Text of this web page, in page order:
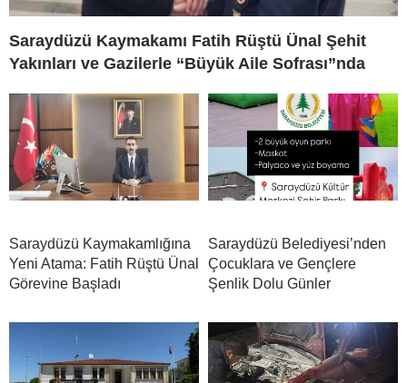
Saraydüzü Kaymakamı Fatih Rüştü Ünal Şehit
Yakınları ve Gazilerle “Büyük Aile Sofrası”nda
Saraydüzü Kaymakamlığına
Yeni Atama: Fatih Rüştü Ünal
Görevine Başladı
Saraydüzü Belediyesi’nden
Çocuklara ve Gençlere
Şenlik Dolu Günler